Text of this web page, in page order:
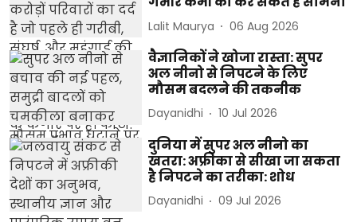
Lalit Maurya 06 Aug 2026
वैज्ञानिकों ने खोजा रास्ता: सुपर
अल नीनो से निपटने के लिए
मौसम बदलने की तकनीक
Dayanidhi 10 Jul 2026
दुनिया में सुपर अल नीनो का
खतरा: अफ्रीका से सीखा जा सकता
है निपटने का तरीका: शोध
Dayanidhi 09 Jul 2026